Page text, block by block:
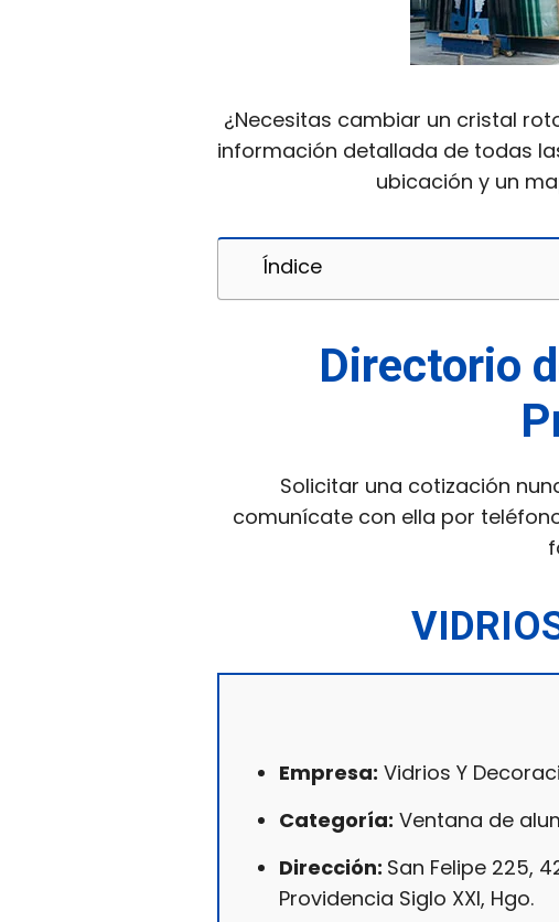
¿Necesitas cambiar un cristal
información detallada de todas
ubicación y un
Índice
Directorio
Solicitar una cotización
comunícate con ella por
Empresa: Vidrios Y
Categoría: Ventana de
Dirección: San Felipe 225,
Providencia Siglo XXI, Hgo.